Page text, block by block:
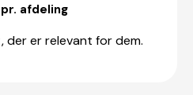
afdeling
der er relevant for dem.